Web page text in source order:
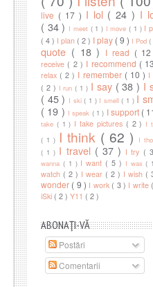
live ( 17 ) I lol ( 24 ) I
( 34 ) I meet ( 1 ) I move( 1 ) I
( 4 ) I plan ( 2 ) I play ( 9 ) I Pod (
quote ( 18 ) I read (
receive ( 2 ) I recommend (
relax ( 2 ) I remember ( 10 ) I
( 2 ) I run( 1 ) I say ( 38 ) I
( 45 ) I ski( 1 ) I smell( 1 ) I
( 19 ) I speak ( 1 ) I support (
take ( 1 ) I take pictures ( 2 ) I
( 1 ) I think ( 62 )
I
( 1 ) I travel ( 37 ) I try (
wanna ( 1 ) I want ( 5 ) I was(
watch ( 2 ) I wear ( 2 ) I wish (
wonder ( 9 ) I work ( 3 ) I write
iSki ( 2 ) Y11 ( 2 )
ABONAŢI-VĂ
Postări
Comentarii